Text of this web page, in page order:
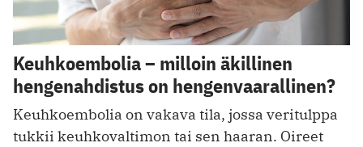
Keuhkoembolia – milloin äkillinen
hengenahdistus on hengenvaarallinen?
Keuhkoembolia on vakava tila, jossa veritulppa
tukkii keuhkovaltimon tai sen haaran. Oireet